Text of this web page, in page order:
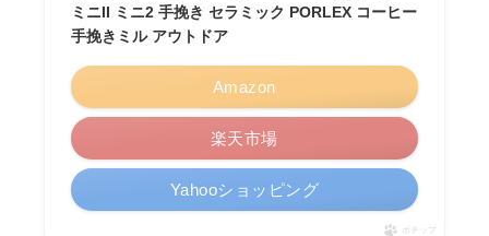
ミニII ミニ2 手挽き セラミック PORLEX コーヒー
手挽きミル アウトドア
Amazon
楽天市場
Yahooショッピング
ポチップ